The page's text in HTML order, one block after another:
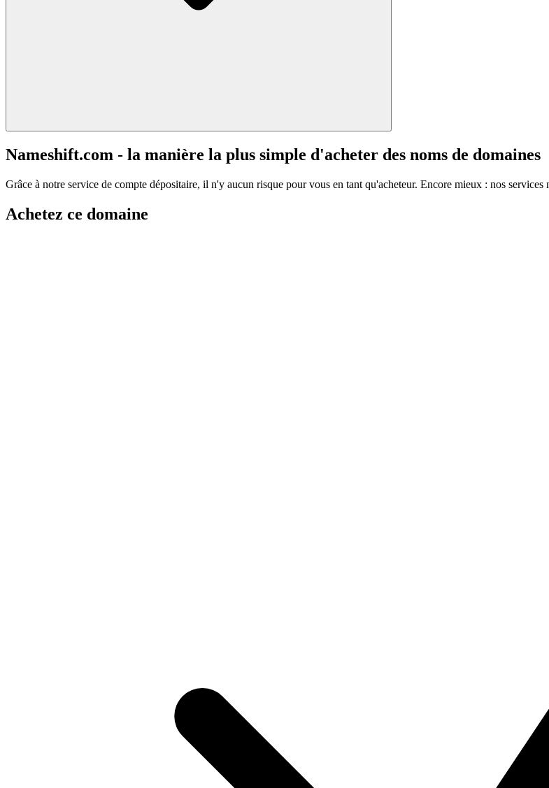
Nameshift.com - la manière la plus simple d'acheter des noms de domaines
Grâce à notre service de compte dépositaire, il n'y aucun risque pour vous en tant qu'acheteur. Encore mieux : nos services
Achetez ce domaine